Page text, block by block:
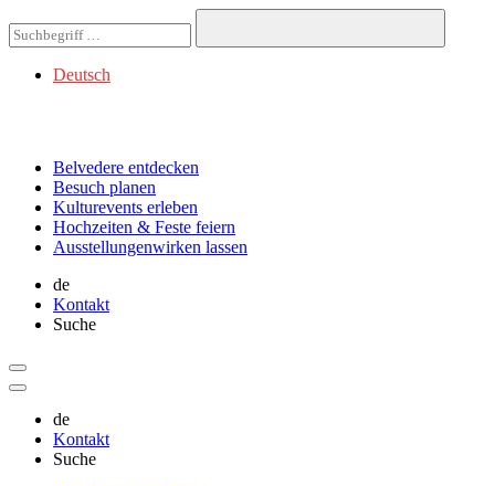
Deutsch
Belvedere entdecken
Besuch planen
Kulturevents erleben
Hochzeiten & Feste feiern
Ausstellungenwirken lassen
de
Kontakt
Suche
de
Kontakt
Suche